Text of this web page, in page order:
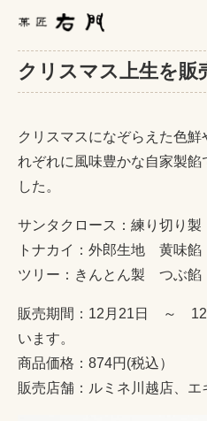
クリスマス上生を販
クリスマスになぞらえた色
れぞれに風味豊かな自家製餡
した。
サンタクロース：練り切り
トナカイ：外郎生地 黄味餡
ツリー：きんとん製 つぶ餡
販売期間：12月21日 ～
います。
商品価格：874円(税込）
販売店舗：ルミネ川越店、エ